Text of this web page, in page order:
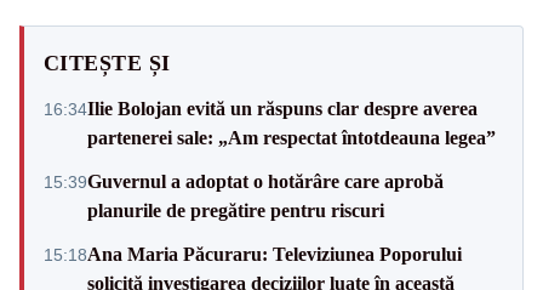
CITEȘTE ȘI
16:34Ilie Bolojan evită un răspuns clar despre averea
partenerei sale: „Am respectat întotdeauna legea”
15:39Guvernul a adoptat o hotărâre care aprobă
planurile de pregătire pentru riscuri
15:18Ana Maria Păcuraru: Televiziunea Poporului
solicită investigarea deciziilor luate în această